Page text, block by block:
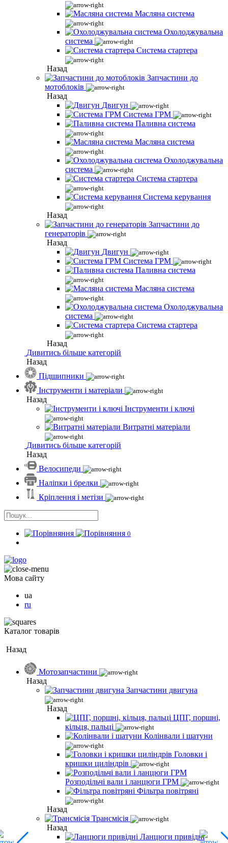
Масляна система
Охолоджувальна
система
Система стартера
Назад
Запчастини до
мотоблоків
Назад
Двигун
Система ГРМ
Паливна система
Масляна система
Охолоджувальна
система
Система стартера
Система керування
Назад
Запчастини до
генераторів
Назад
Двигун
Система ГРМ
Паливна система
Масляна система
Охолоджувальна
система
Система стартера
Назад
Дивитись більше категорій
Назад
Підшипники
Інструменти і матеріали
Назад
Інструменти і ключі
Витратні матеріали
Дивитись більше категорій
Назад
Велосипеди
Наліпки і брелки
Кріплення і метізи
0
Мова сайту
ua
ru
Каталог товарів
Назад
Мотозапчастини
Назад
Запчастини двигуна
Назад
ЦПГ, поршні,
кільця, пальці
Колінвали і шатуни
Головки і
кришки циліндрів
Розподільчі вали і ланцюги ГРМ
Фільтра повітряні
Назад
Трансмісія
Назад
Ланцюги привідні